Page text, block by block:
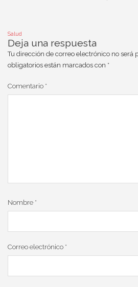
Salud
Deja una respuesta
Tu dirección de correo electrónico no será
obligatorios están marcados con *
Comentario *
Nombre *
Correo electrónico *